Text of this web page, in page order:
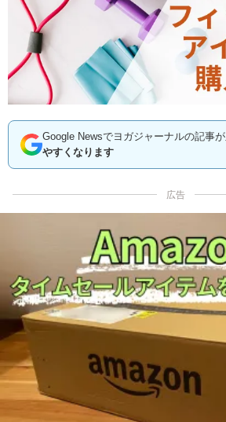
Google Newsでヨガジャーナルの記事が
やすくなります
広告